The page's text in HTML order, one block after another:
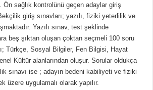
Ön sağlık kontrolünü geçen adaylar giriş
giriş sınavları; yazılı, fiziki yeterlilik ve
Yazılı sınav, test şeklinde
beş şıktan oluşan çoktan seçmeli 100 soru
Türkçe, Sosyal Bilgiler, Fen Bilgisi, Hayat
Kültür alanlarından oluşur. Sorular oldukça
sınavı ise ; adayın bedeni kabiliyeti ve fiziki
üzere uygulamalı olarak yapılır.